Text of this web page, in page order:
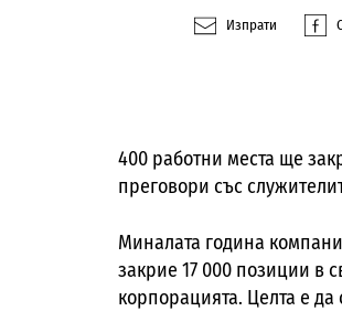
Изпрати
400 работни места ще
преговори със
Миналата година
закрие 17 000 позиции в
корпорацията. Целта е да